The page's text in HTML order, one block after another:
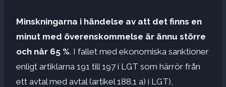
Minskningarna i händelse av att det finns en
minut med överenskommelse är ännu större
och når 65 %. I fallet med ekonomiska sanktioner
enligt artiklarna 191 till 197 i LGT som härrör från
ett avtal med avtal (artikel 188.1 a) i LGT),